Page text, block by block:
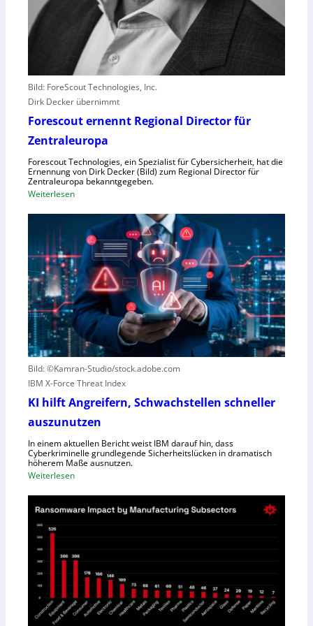
e
b
e
n
V
o
w
ü
r
e
g
e
n
S
c
h
l
e
h
e
i
s
Bild: ForeScout Technologies, Inc.
Dirk Decker übernimmt
Forescout ernennt Regional Director für
Zentraleuropa
Forescout Technologies, ein Spezialist für Cybersicherheit, hat die
Ernennung von Dirk Decker (Bild) zum Regional Director für
Zentraleuropa bekanntgegeben.
Weiterlesen:
r
e
s
c
o
u
t
r
n
e
n
t
R
e
n
D
e
c
Bild: ©Kamran-Studio/stock.adobe.com
IBM X-Force Threat Index
KI hilft Angreifern, Schwachstellen schneller
auszunutzen
In einem aktuellen Bericht weist IBM darauf hin, dass
Cyberkriminelle grundlegende Sicherheitslücken in dramatisch
höherem Maße ausnutzen.
Weiterlesen:
f
n